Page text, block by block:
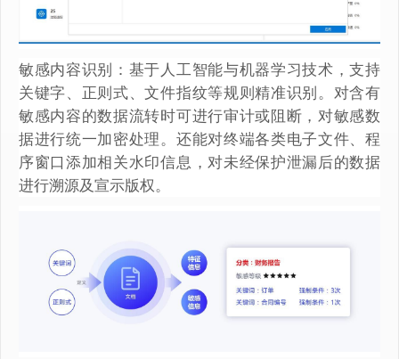
敏感内容识别：基于人工智能与机器学习技术，支持
关键字、正则式、文件指纹等规则精准识别。对含有
敏感内容的数据流转时可进行审计或阻断，对敏感数
据进行统一加密处理。还能对终端各类电子文件、程
序窗口添加相关水印信息，对未经保护泄漏后的数据
进行溯源及宣示版权。